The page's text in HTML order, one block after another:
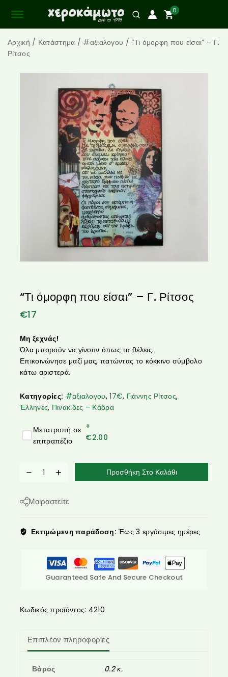
0
Αρχική / Κατάστημα / #αξιαλογου / “Τι όμορφη που είσαι” – Γ.
Ρίτσος
“Τι όμορφη που είσαι” – Γ. Ρίτσος
€17
Μη ξεχνάς!
Όλα μπορούν να γίνουν όπως τα θέλεις.
Επικοινώνησε μαζί μας, πατώντας το κόκκινο σύμβολο
κάτω αριστερά.
Κατηγορίες: #αξιαλογου,17€, Γιάννης Ρίτσος,
Έλληνες, Πινακίδες – Κάδρα
Μετατροπή σε
επιτραπέζιο
+
€2.00
Προσθήκη Στο Καλάθι
Μοιραστείτε
Εκτιμώμενη παράδοση: Έως 3 εργάσιμες ημέρες
Guaranteed Safe And Secure Checkout
Κωδικός προϊόντος: 4210
Επιπλέον πληροφορίες
Βάρος
0.2 κ.